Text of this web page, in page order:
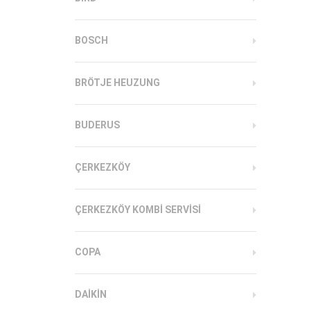
BOSCH
BRÖTJE HEUZUNG
BUDERUS
ÇERKEZKÖY
ÇERKEZKÖY KOMBI SERVISI
COPA
DAIKIN